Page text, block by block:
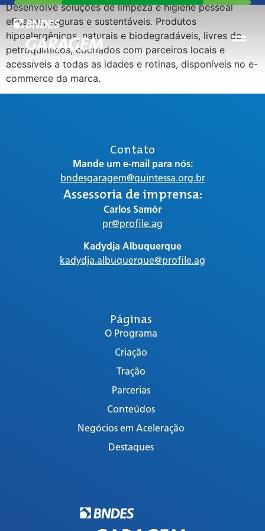
Desenvolve soluções de limpeza e higiene pessoal
eficazes, seguras e sustentáveis. Produtos
hipoalergênicos, naturais e biodegradáveis, livres de
petroquímicos, cocriados com parceiros locais e
acessíveis a todas as idades e rotinas, disponíveis no e-
commerce da marca.
Páginas
O Programa
Criação
Tração
Parcerias
Conteúdos
Negócios em Aceleração
Destaques
Contato
Mande um e-mail para nós:
bndesgaragem@quintessa.org.br
Assessoria de imprensa:
Carlos Samôr
pr@profile.ag
Kadydja Albuquerque
kadydja.albuquerque@profile.ag